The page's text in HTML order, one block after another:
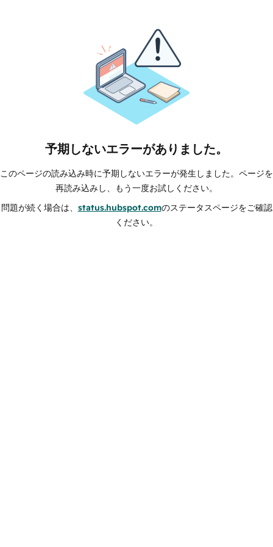
予期しないエラーがありました。
このページの読み込み時に予期しないエラーが発生しました。ページを
再読み込みし、もう一度お試しください。
問題が続く場合は、 status.hubspot.comのステータスページをご確認
ください。